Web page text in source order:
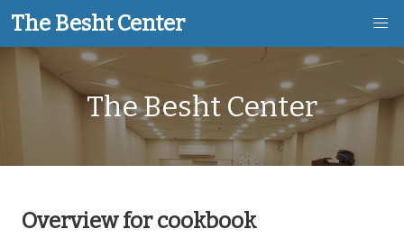
Skip
content
The Besht Center
The Besht Center
Overview for cookbook